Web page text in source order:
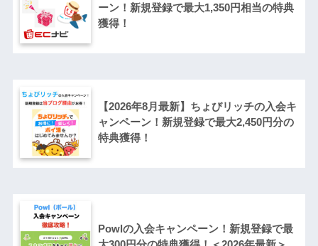
ーン！新規登録で最大1,350円相当の特典
獲得！
【2026年8月最新】ちょびリッチの入会キ
ャンペーン！新規登録で最大2,450円分の
特典獲得！
Powlの入会キャンペーン！新規登録で最